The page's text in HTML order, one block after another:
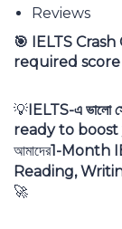
Reviews
🎯 IELTS
required
💡IELTS-এ ভালো
ready to boost
আমাদের1-Month
Reading,
🚀